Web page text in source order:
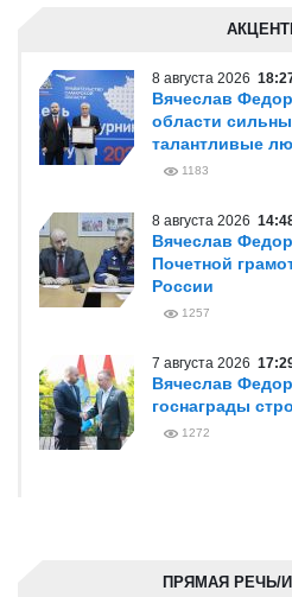
8 августа 2026
Вячеслав
области
талантливые
1183
8 августа 2026
Вячеслав
Почетной
России
1257
7 августа 2026
Вячеслав
госнаграды
1272
ПРЯМАЯ РЕЧЬ/